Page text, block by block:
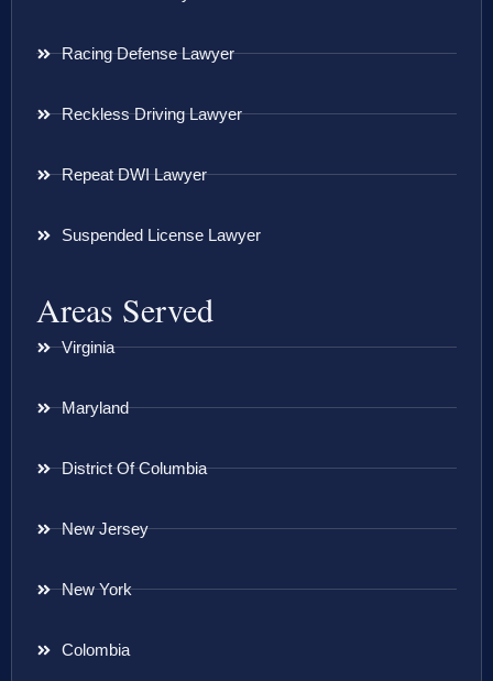
Racing Defense Lawyer
Reckless Driving Lawyer
Repeat DWI Lawyer
Suspended License Lawyer
Areas Served
Virginia
Maryland
District Of Columbia
New Jersey
New York
Colombia